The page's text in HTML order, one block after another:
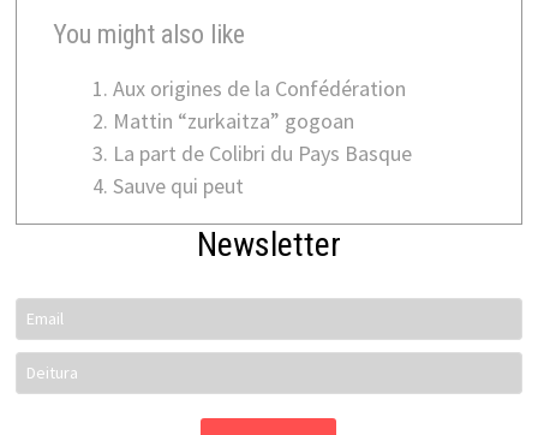
You might also like
Aux origines de la Confédération
Mattin “zurkaitza” gogoan
La part de Colibri du Pays Basque
Sauve qui peut
Newsletter